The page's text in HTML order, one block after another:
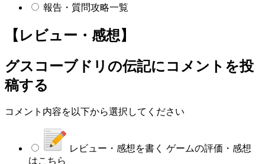
報告・質問攻略一覧
【レビュー・感想】
グスコーブドリの伝記にコメントを投
稿する
コメント内容を以下から選択してください
レビュー・感想を書く ゲームの評価・感想
はこちら